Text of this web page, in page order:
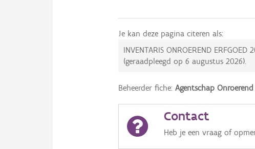
Je kan deze pagina citeren als:
INVENTARIS ONROEREND ERFGOED
(geraadpleegd op6 augustus 2026).
Beheerder fiche:Agentschap
Contact
Heb je een vraag of